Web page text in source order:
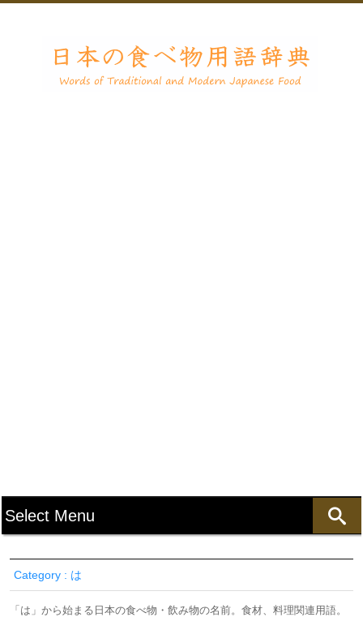
Category : は
「は」から始まる日本の食べ物・飲み物の名前。食材、料理関連用語。